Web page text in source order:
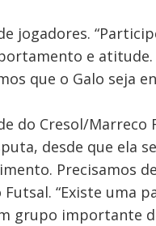
jogadores.
e
que o Galo seja
do Cresol/Marreco
desde que ela
Precisamos
“Existe uma
grupo importante